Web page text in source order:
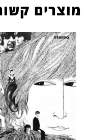
מוצרים